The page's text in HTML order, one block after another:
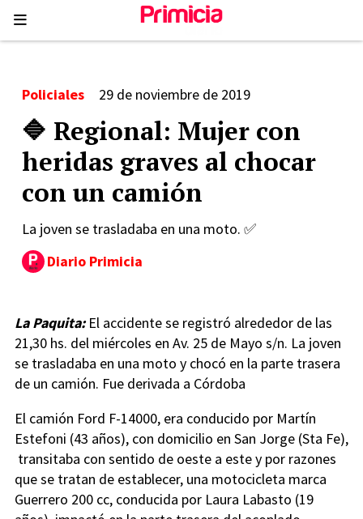
🔷 Regional: Mujer con
heridas graves al chocar
con un camión
La joven se trasladaba en una moto. ✅
Policiales 29 de noviembre de 2019
Diario Primicia
La Paquita:El accidente se registró alrededor de las
21,30 hs. del miércoles en Av. 25 de Mayo s/n. La joven
se trasladaba en una moto y chocó en la parte trasera
de un camión. Fue derivada a Córdoba
El camión Ford F-14000, era conducido por Martín
Estefoni (43 años), con domicilio en San Jorge (Sta Fe),
transitaba con sentido de oeste a este y por razones
que se tratan de establecer, una motocicleta marca
Guerrero 200 cc, conducida por Laura Labasto (19